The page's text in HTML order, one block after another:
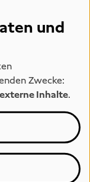
und
Zwecke:
Inhalte.